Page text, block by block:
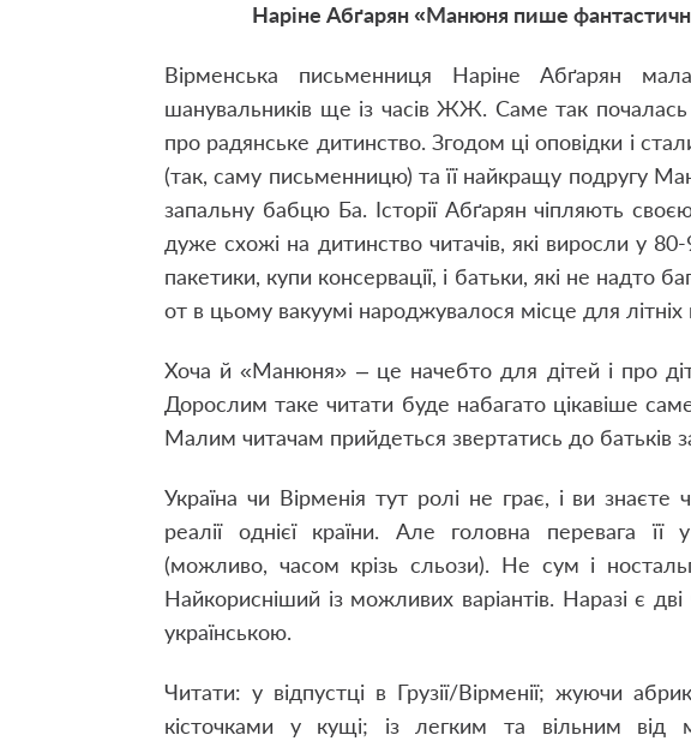
Наріне Абґарян «Манюня пише
Вірменська письменниця Наріне Абґарян
шанувальників ще із часів ЖЖ. Саме так почалась
про радянське дитинство. Згодом ці оповідки і
(так, саму письменницю) та її найкращу подругу
запальну бабцю Ба. Історії Абґарян чіпляють
дуже схожі на дитинство читачів, які виросли у
пакетики, купи консервації, і батьки, які не надто
от в цьому вакуумі народжувалося місце для літніх
Хоча й «Манюня» – це начебто для дітей і про
Дорослим таке читати буде набагато цікавіше
Малим читачам прийдеться звертатись до батьків
Україна чи Вірменія тут ролі не грає, і ви
реалії однієї країни. Але головна перевага її
(можливо, часом крізь сльози). Не сум і
Найкорисніший із можливих варіантів. Наразі є
українською.
Читати: у відпустці в Грузії/Вірменії; жуючи
кісточками у кущі; із легким та вільним від